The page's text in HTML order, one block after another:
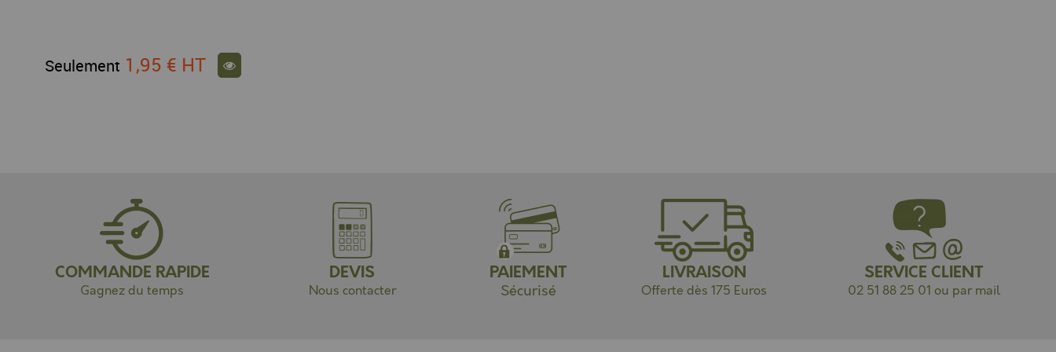
Seulement 1,95 € HT
COMMANDE RAPIDE
Gagnez du temps
DEVIS
Nous contacter
PAIEMENT
Sécurisé
LIVRAISON
Offerte dès 175 Euros
SERVICE CLIENT
02 51 88 25 01 ou par mail